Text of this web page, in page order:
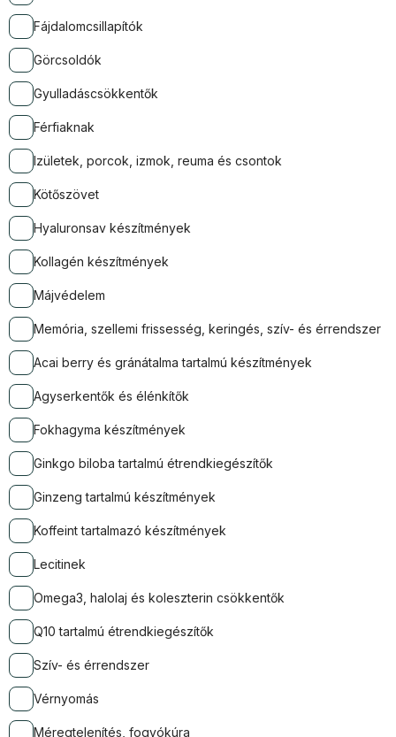
Fájdalomcsillapítók
Görcsoldók
Gyulladáscsökkentők
Férfiaknak
Izületek, porcok, izmok, reuma és csontok
Kötőszövet
Hyaluronsav készítmények
Kollagén készítmények
Májvédelem
Memória, szellemi frissesség, keringés, szív- és érrendszer
Acai berry és gránátalma tartalmú készítmények
Agyserkentők és élénkítők
Fokhagyma készítmények
Ginkgo biloba tartalmú étrendkiegészítők
Ginzeng tartalmú készítmények
Koffeint tartalmazó készítmények
Lecitinek
Omega3, halolaj és koleszterin csökkentők
Q10 tartalmú étrendkiegészítők
Szív- és érrendszer
Vérnyomás
Méregtelenítés, fogyókúra